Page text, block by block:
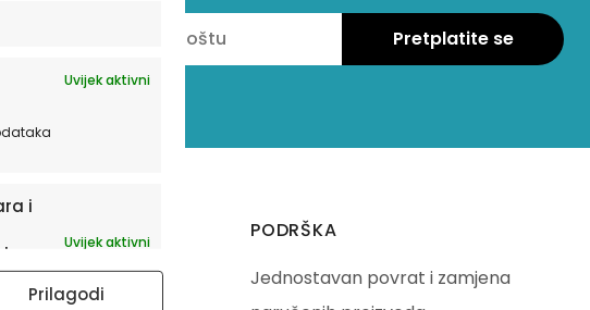
Uvijek aktivni
i
Uvijek aktivni
Prilagodi
Worshop
PODRŠKA
Jednostavan povrat i zamjena